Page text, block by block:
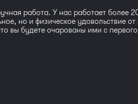
работа. У нас работает более
но и физическое удовольствие
вы будете очарованы ими с первого